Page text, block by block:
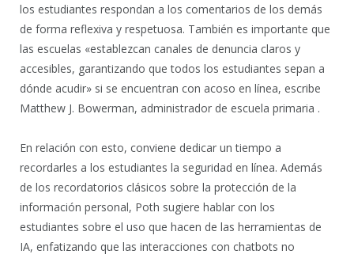
los estudiantes respondan a los comentarios de los demás
de forma reflexiva y respetuosa. También es importante que
las escuelas «establezcan canales de denuncia claros y
accesibles, garantizando que todos los estudiantes sepan a
dónde acudir» si se encuentran con acoso en línea, escribe
Matthew J. Bowerman, administrador de escuela primaria .
En relación con esto, conviene dedicar un tiempo a
recordarles a los estudiantes la seguridad en línea. Además
de los recordatorios clásicos sobre la protección de la
información personal, Poth sugiere hablar con los
estudiantes sobre el uso que hacen de las herramientas de
IA, enfatizando que las interacciones con chatbots no